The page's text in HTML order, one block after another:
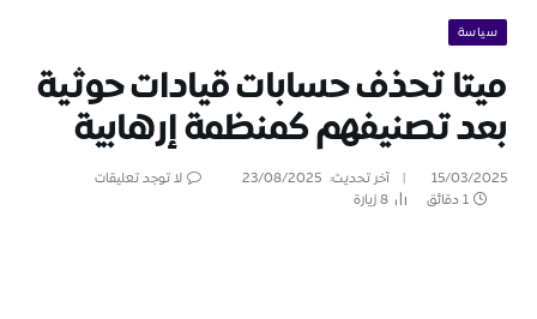
سياسة
ميتا تحذف حسابات قيادات حوثية
بعد تصنيفهم كمنظمة إرهابية
15/03/2025 آخر تحديث: 23/08/2025
لا توجد تعليقات
1 دقائق
8زيارة